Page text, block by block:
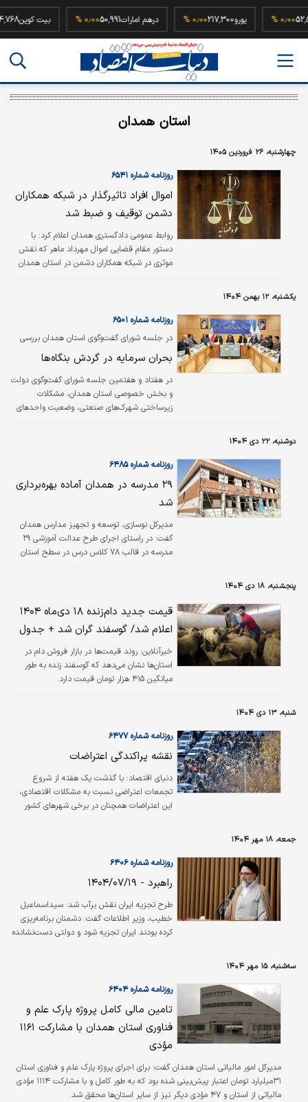
52,500,000 یورو217,300 درهم امارات50,991 بیت
استان همدان
چهارشنبه، ۲۶ فروردین ۱۴۰۵
روزنامه شماره ۶۵۴۱
اموال افراد تاثیرگذار در شبکه همکاران
دشمن توقیف و ضبط شد
روابط عمومی دادگستری همدان اعلام کرد: با
دستور مقام قضایی اموال مهرداد ماهر که نقش
موثری در شبکه همکاران دشمن در استان همدان
نقد در حساب بانکی، بخشی از اموال توقیف و
ضبط شده مهرداد ماهر بوده است. شناسایی اموال
دیگر این فرد معاند و همکار با سرویس‌های
جاسوسی و امنیتی ضد ایرانی ادامه دارد./ میزان
یکشنبه، ۱۲ بهمن ۱۴۰۴
در جلسه شورای گفت‌وگوی استان همدان بررسی
روزنامه شماره ۶۵۰۱
بحران سرمایه‌ در گردش بنگاه‌ها
در هفتاد و هفتمین جلسه شورای گفت‌وگوی دولت
و بخش خصوصی استان همدان، مشکلات
زیرساختی شهرک‌های صنعتی، وضعیت واحدهای
نمایندگان بخش خصوصی با اشاره به تصمیم
دولت برای اجرای سیاست تک‌نرخی‌شدن ارز، اعلام
کردند این اقدام هرچند در مسیر اصلاح اقتصادی
ارزشمند است، اما می‌تواند فشار مضاعفی بر
بنگاه‌های تولیدی وارد کند، زیرا سرمایه‌درگردش این
واحدها ممکن است تا پنج برابر افزایش یابد و…
دوشنبه، ۲۲ دی ۱۴۰۴
روزنامه شماره ۶۴۸۵
۲۹ مدرسه در همدان آماده بهره‌برداری
شد
مدیرکل نوسازی، توسعه و تجهیز مدارس همدان
گفت: در راستای اجرای طرح عدالت آموزشی ۲۹
مدرسه در قالب ۷۸ کلاس درس در سطح استان
درصدی در حال اجراست که این میزان ۱۳‌درصد
بالاتر از میانگین کشوری است.
پنجشنبه، ۱۸ دی ۱۴۰۴
قیمت جدید دام‌زنده ۱۸ دی‌ماه ۱۴۰۴
اعلام شد/ گوسفند گران شد + جدول
خبرآنلاین: روند قیمت‌ها در بازار فروش دام در
استان‌ها نشان می‌دهد که گوسفند زنده به طور
میانگین ۴۱۵ هزار تومان قیمت دارد.
شنبه، ۱۳ دی ۱۴۰۴
روزنامه شماره ۶۴۷۷
نقشه پراکندگی اعتراضات
دنیای اقتصاد: با گذشت یک هفته از شروع
تجمعات اعتراضی نسبت به مشکلات اقتصادی،
این اعتراضات همچنان در برخی شهرهای کشور
بویراحمد، همدان و ایلام برگزار شد.
جمعه، ۱۸ مهر ۱۴۰۴
روزنامه شماره ۶۴۰۶
راهبرد - ۱۴۰۴/۰۷/۱۹
طرح تجزیه ایران نقش برآب شد: سیداسماعیل
خطیب، وزیر اطلاعات گفت‌: دشمنان برنامه‌ریزی
کرده بودند ایران تجزیه شود و دولتی دست‌نشانده
نقشه دشمنان به‌طور کامل شکست خورد. خطیب
کرد دولت دست‌نشانده‌ای را به‌عنوان حاکمیت
آینده کشور طراحی کند و همچنین تلاش بسیاری
کرد تا روزنه‌های امید و پیشرفت و احیانا توافقاتی
سه‌شنبه، ۱۵ مهر ۱۴۰۴
روزنامه شماره ۶۴۰۴
تامین مالی کامل پروژه پارک علم و
فناوری استان همدان با مشارکت ۱۱۶۱
مؤدی
مدیرکل امور مالیاتی استان همدان گفت: برای اجرای پروژه پارک علم و فناوری استان
۳۱‌میلیارد تومان اعتبار پیش‌بینی شده بود که به طور کامل و با مشارکت ۱۱۱۴ مؤدی
مالیاتی از استان و ۴۷ مؤدی دیگر نیز از سایر استان‌ها محقق شد.